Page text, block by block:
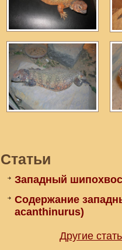
Статьи
Западный
Содержание
acanthinurus)
Другие